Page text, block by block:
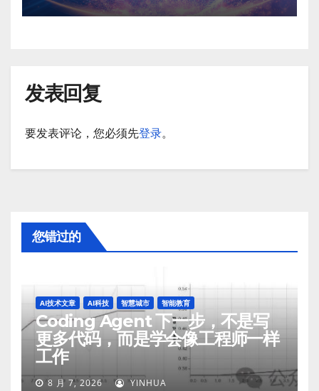
发表回复
要发表评论，您必须先登录。
您错过的
AI技术文章 AI科技 智慧城市 智能教育
Coding Agent 下一步，不是写
更多代码，而是学会像工程师一样
工作
8 月 7, 2026 YINHUA